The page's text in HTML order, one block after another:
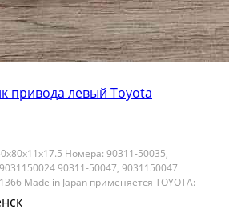
привода левый Toyota
Номера: 90311-50035,
90311-50047, 9031150047
Made in Japan применяется TOYOTA:
COROLLA COROLLA ALTIS COROLLA MATRIX